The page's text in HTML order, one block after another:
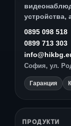
устройства,
0895 098 518
0899 713 303
София, ул.
Гаранция
ПРОДУКТИ